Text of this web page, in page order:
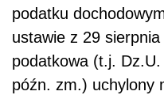
podatku
ustawie z 29
podatkowa (t.j.
późn. zm.) uchylony